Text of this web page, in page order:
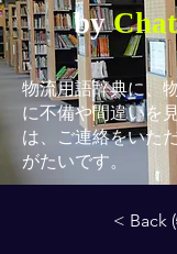
by
物流用語辞典に、
に不備や間違いを
は、ご連絡をいた
がたいです。
< Back